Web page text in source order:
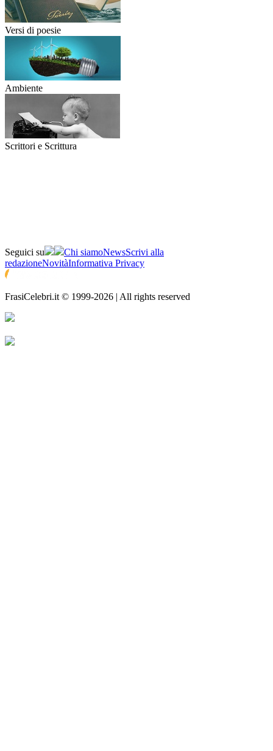
Versi di poesie
Ambiente
Scrittori e Scrittura
Seguici su Chi siamoNewsScrivi alla
redazioneNovitàInformativa Privacy
FrasiCelebri.it © 1999-2026 | All rights reserved